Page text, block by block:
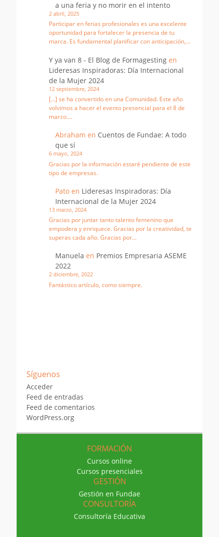
a una feria y no morir en el intento
2 abril, 2025
Participar en ferias profesionales es una excelente
oportunidad para fortalecer la presencia de tu
marca. Es fundamental planificar con anticipación,…
Y ya van 8 - El Blog de Formagestingen
Lideresas Inspiradoras: Día Internacional
de la Mujer 2024
12 septiembre, 2024
[…] se ha convertido en una Comunidad. Este año
volvimos a hacer el evento presencial para el 8 de
marzo.…
Abraham en Cuentos de Fundae: A todo
que sí
6 mayo, 2024
Gracias por la información estaré pendiente de este
tipo de empresas.
Patoen Lideresas Inspiradoras: Día
Internacional de la Mujer 2024
13 marzo, 2024
Gracias por juntar tanto talento femenino que
empodera y enriquece. Gracias por la creatividad, te
superas cada año. Gracias por…
Manuela en Premios Empresaria ASEME
2022
2 diciembre, 2022
Fantástico artículo, como siempre.
Síguenos
Acceder
Feed de entradas
Feed de comentarios
WordPress.org
FORMACIÓN
Cursos online
Cursos presenciales
GESTIÓN
Gestión en Fundae
CONSULTORÍA
Consultoría Educativa